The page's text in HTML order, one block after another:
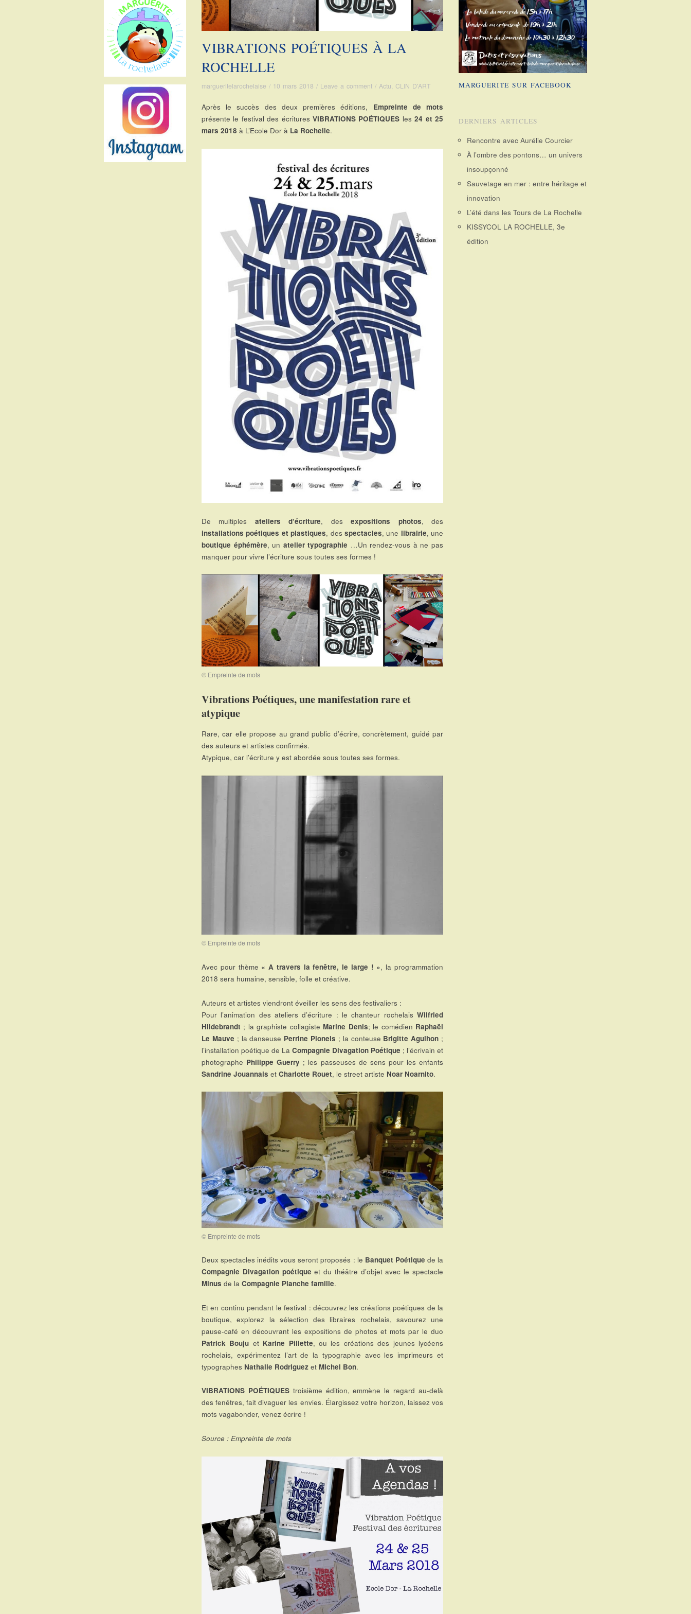
sur
Facebook
sur
Twitter
sur
Instagram
sur
Pinterest
VIBRATIONS POÉTIQUES À LA
ROCHELLE
margueritelarochelaise / 10 mars 2018 / Leave a comment / Actu, CLIN D'ART
Après le succès des deux premières éditions, Empreinte de mots
présente le festival des écritures VIBRATIONS POÉTIQUES les 24 et 25
mars 2018 à L’Ecole Dor à La Rochelle.
De multiples ateliers d’écriture, desexpositions photos, des
installations poétiques et plastiques, des spectacles, une librairie, une
boutique éphémère, un atelier typographie …Un rendez-vous à ne pas
manquer pour vivre l’écriture sous toutes ses formes !
© Empreinte de mots
Vibrations Poétiques, une manifestation rare et
atypique
Rare, car elle propose au grand public d’écrire, concrètement, guidé par
des auteurs et artistes confirmés.
Atypique, car l’écriture y est abordée sous toutes ses formes.
© Empreinte de mots
Avec pour thème « A travers la fenêtre, le large ! », la programmation
2018 sera humaine, sensible, folle et créative.
Auteurs et artistes viendront éveiller les sens des festivaliers :
Pour l’animation des ateliers d’écriture : le chanteur rochelais Wilfried
Hildebrandt ; la graphiste collagiste Marine Denis; le comédien Raphaël
Le Mauve ; la danseuse Perrine Ploneis ; la conteuse Brigitte Agulhon ;
l’installation poétique de La Compagnie Divagation Poétique ; l’écrivain et
photographe Philippe Guerry ; les passeuses de sens pour les enfants
Sandrine Jouannais et Charlotte Rouet, le street artiste Noar Noarnito.
© Empreinte de mots
Deux spectacles inédits vous seront proposés : le Banquet Poétique de la
Compagnie Divagation poétique et du théâtre d’objet avec le spectacle
Minus de la Compagnie Planche famille.
Et en continu pendant le festival : découvrez les créations poétiques de la
boutique, explorez la sélection des libraires rochelais, savourez une
pause-café en découvrant les expositions de photos et mots par le duo
Patrick Bouju et Karine Pillette, ou les créations des jeunes lycéens
rochelais, expérimentez l’art de la typographie avec les imprimeurs et
typographes Nathalie Rodriguez et Michel Bon.
VIBRATIONS POÉTIQUEStroisième édition, emmène le regard au-delà
des fenêtres, fait divaguer les envies. Élargissez votre horizon, laissez vos
mots vagabonder, venez écrire !
Source : Empreinte de mots
MARGUERITE SUR FACEBOOK
DERNIERS ARTICLES
Rencontre avec Aurélie Courcier
À l’ombre des pontons… un univers
insoupçonné
Sauvetage en mer : entre héritage et
innovation
L’été dans les Tours de La Rochelle
KISSYCOL LA ROCHELLE, 3e
édition